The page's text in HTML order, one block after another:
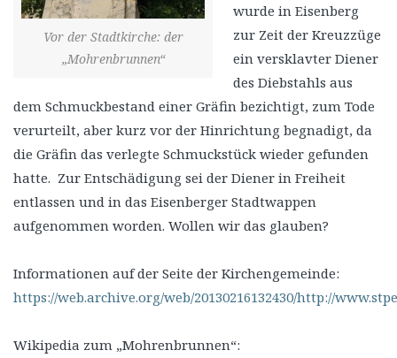
Vor der Stadtkirche: der
„Mohrenbrunnen“
wurde in Eisenberg
zur Zeit der Kreuzzüge
ein versklavter Diener
des Diebstahls aus
dem Schmuckbestand einer Gräfin bezichtigt, zum Tode
verurteilt, aber kurz vor der Hinrichtung begnadigt, da
die Gräfin das verlegte Schmuckstück wieder gefunden
hatte. Zur Entschädigung sei der Diener in Freiheit
entlassen und in das Eisenberger Stadtwappen
aufgenommen worden. Wollen wir das glauben?
Informationen auf der Seite der Kirchengemeinde:
https://web.archive.org/web/20130216132430/http://
Wikipedia zum „Mohrenbrunnen“: